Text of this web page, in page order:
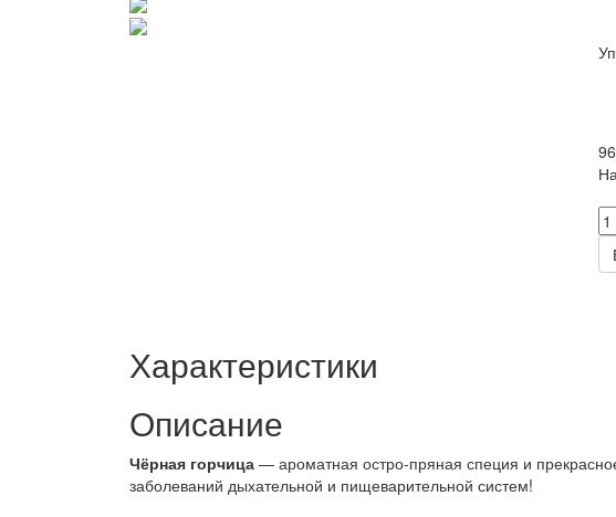
Характеристики
Описание
Чёрная горчица — ароматная остро-пряная специя и
заболеваний дыхательной и пищеварительной систем!